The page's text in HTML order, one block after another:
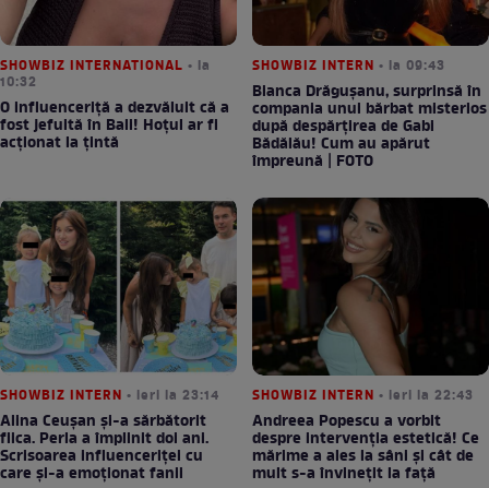
SHOWBIZ INTERNATIONAL • la
10:32
O influenceriță a dezvăluit că a
fost jefuită în Bali! Hoțul ar fi
acționat la țintă
SHOWBIZ INTERN • la 09:43
Bianca Drăgușanu, surprinsă în
compania unui bărbat misterios
după despărțirea de Gabi
Bădălău! Cum au apărut
împreună | FOTO
SHOWBIZ INTERN • ieri la 23:14
Alina Ceușan și-a sărbătorit
fiica. Perla a împlinit doi ani.
Scrisoarea influenceriței cu
care și-a emoționat fanii
SHOWBIZ INTERN • ieri la 22:43
Andreea Popescu a vorbit
despre intervenția estetică! Ce
mărime a ales la sâni și cât de
mult s-a învinețit la față